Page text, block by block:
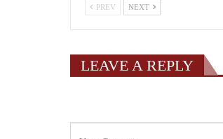
PREV NEXT
LEAVE A REPLY